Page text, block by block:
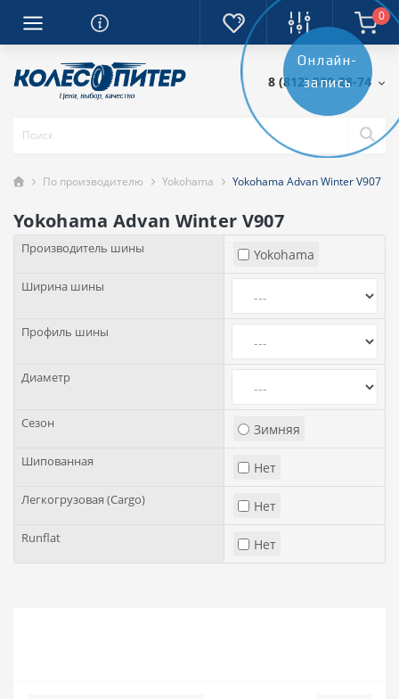
0
8 (812) 389-28-74
По производителю Yokohama Yokohama Advan Winter V907
Yokohama Advan Winter V907
Производитель шины Yokohama
Ширина шины
Профиль шины
Диаметр
Сезон Зимняя
Шипованная Нет
Легкогрузовая (Cargo) Нет
Runflat Нет
Онлайн-
запись